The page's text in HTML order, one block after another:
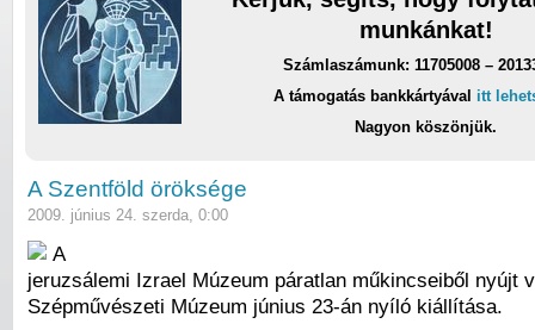
munkánkat!
Számlaszámunk: 11705008 –
A támogatás bankkártyával itt
Nagyon köszönjük.
A Szentföld öröksége
2009. június 24. szerda, 0:00
A
jeruzsálemi Izrael Múzeum páratlan műkincseiből nyújt
Szépművészeti Múzeum június 23-án nyíló kiállítása.